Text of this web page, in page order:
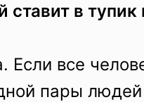
ставит в
Если все
пары